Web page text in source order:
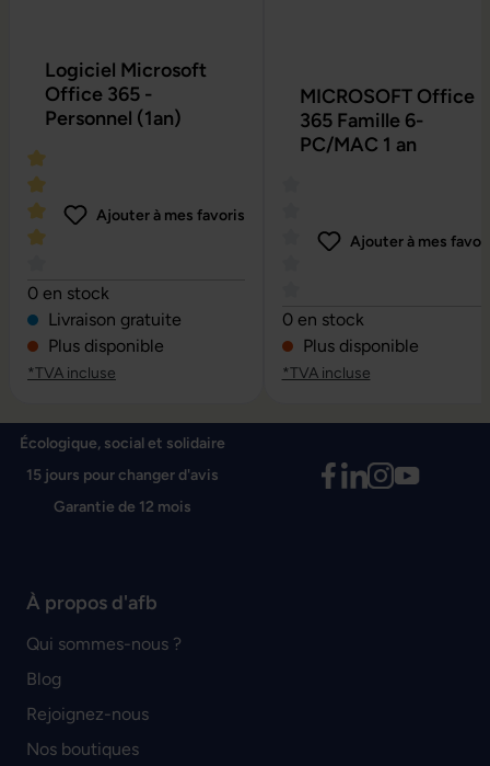
Logiciel Microsoft
Office 365 -
Personnel (1an)
Note moyenne de 4 sur 5 étoiles
Ajouter à mes favoris
0 en stock
Livraison gratuite
Plus disponible
*TVA incluse
MICROSOFT Office
365 Famille 6-
PC/MAC 1 an
Note moyenne de 0 sur 5
Ajouter à mes
0 en stock
Plus disponible
*TVA incluse
Écologique, social et solidaire
15 jours pour changer d'avis
Garantie de 12 mois
À propos d'afb
Qui sommes-nous ?
Blog
Rejoignez-nous
Nos boutiques